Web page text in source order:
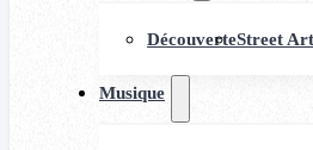
DécouverteStreet Art
Musique